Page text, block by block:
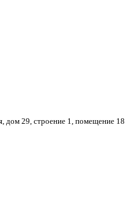
дом 29, строение 1, помещение 18